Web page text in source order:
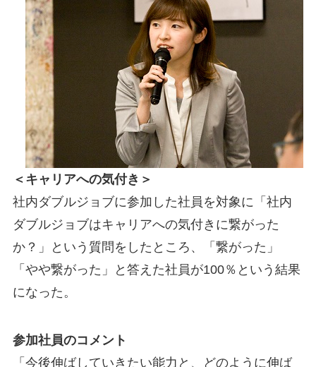
＜キャリアへの気付き＞
社内ダブルジョブに参加した社員を対象に「社内
ダブルジョブはキャリアへの気付きに繋がった
か？」という質問をしたところ、「繋がった」
「やや繋がった」と答えた社員が100％という結果
になった。
参加社員のコメント
「今後伸ばしていきたい能力と、どのように伸ば